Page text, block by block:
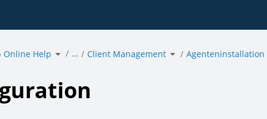
Online Help Toggle
the
hierarchy
tree
… Client Management Toggle
the
hierarchy
tree
under
Agenteninstallation